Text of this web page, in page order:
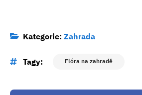
Kategorie: Zahrada
Tagy: Flóra na zahradě